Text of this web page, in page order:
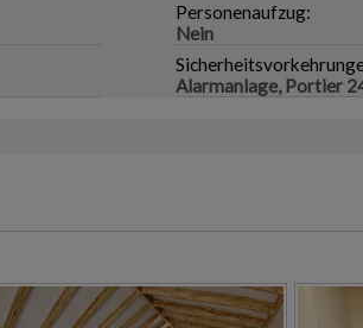
Personenaufzug:
Nein
Alarmanlage, Portier